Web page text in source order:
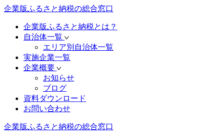
企業版ふるさと納税の総合窓口
企業版ふるさと納税とは？
自治体一覧
エリア別自治体一覧
実施企業一覧
企業概要
お知らせ
ブログ
資料ダウンロード
お問い合わせ
企業版ふるさと納税の総合窓口